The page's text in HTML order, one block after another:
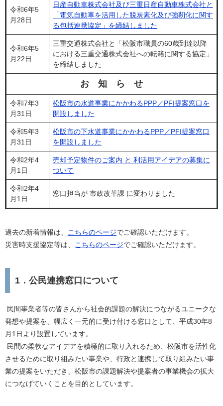
令和6年5
月28日
日産自動車株式会社及び三重日産自動車株式会社と
「電気自動車を活用した脱炭素化及び強靭化に関す
る包括連携協定」を締結しました
令和6年5
月22日
三重交通株式会社と「松阪市職員の60歳到達以降
における三重交通株式会社への転籍に関する協定」
を締結しました
お 知 ら せ
令和7年3
月31日
松阪市の水道事業にかかわるPPP／PFI提案窓口を
開設しました
令和5年3
月31日
松阪市の下水道事業にかかわるPPP／PFI提案窓口​
を開設しました
令和2年4
月1日
売却予定物件のご案内 と 利活用アイデアの募集に
ついて
令和2年4
月1日
窓口担当が 市政改革課 に変わりました
過去の新着情報は、 こちらのページでご確認いただけます。
災害時支援協定等は、
こちらのページでご確認いただけます。
1．公民連携窓口について
民間事業者等の皆さんから社会的課題の解決につながるユニークな
発想や提案を、幅広く一元的に受け付ける窓口として、平成30年8
月1日より設置しています。
民間の柔軟なアイデアを積極的に取り入れるため、松阪市を活性化
させるために取り組みたい事業や、行政と連携して取り組みたい事
業の提案をいただき、松阪市の課題解決や提案者の事業機会の拡大
につなげていくことを目的としています。